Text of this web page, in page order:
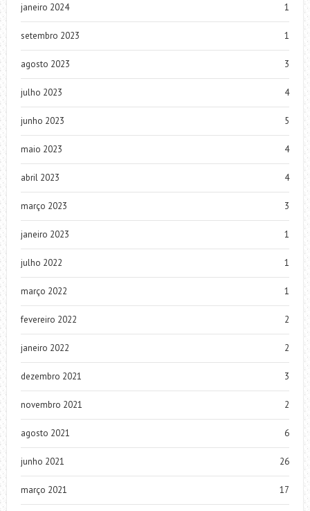
janeiro 2024 1
setembro 2023 1
agosto 2023 3
julho 2023 4
junho 2023 5
maio 2023 4
abril 2023 4
março 2023 3
janeiro 2023 1
julho 2022 1
março 2022 1
fevereiro 2022 2
janeiro 2022 2
dezembro 2021 3
novembro 2021 2
agosto 2021 6
junho 2021 26
março 2021 17